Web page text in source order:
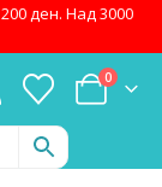
ден. Над 3000
0